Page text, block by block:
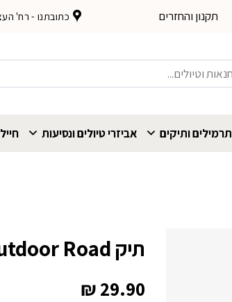
תקנון והחזרים כתובתנו - רח'
תרמילים ותיקים אביזרי טיולים ונסיעות
תיק Outdoor Road
₪29.90